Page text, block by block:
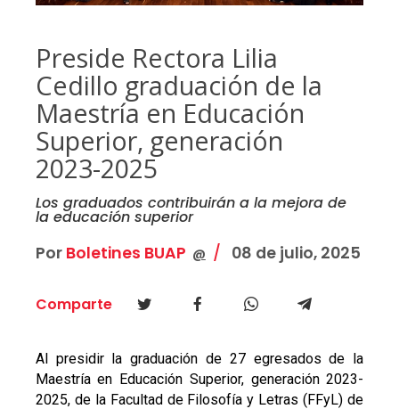
Preside Rectora Lilia
Cedillo graduación de la
Maestría en Educación
Superior, generación
2023-2025
Los graduados contribuirán a la mejora de
la educación superior
Por Boletines BUAP @ 08 de julio, 2025
Comparte
Al presidir la graduación de 27 egresados de la
Maestría en Educación Superior, generación 2023-
2025, de la Facultad de Filosofía y Letras (FFyL) de